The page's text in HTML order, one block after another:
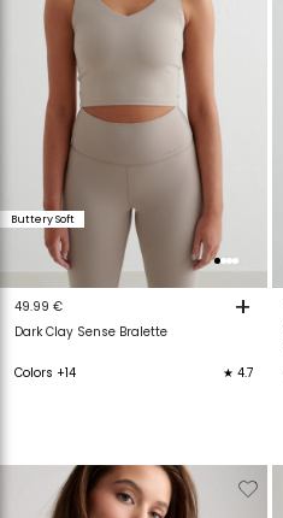
Buttery Soft
Dark Clay Sense Bralette
49.99 € +
Colors +14 ★ 4.7
Verwijderen